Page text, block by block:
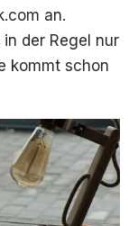
an.
der Regel nur
kommt schon